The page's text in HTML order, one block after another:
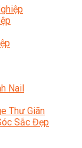
Nail
Thư Giãn
Sắc Đẹp